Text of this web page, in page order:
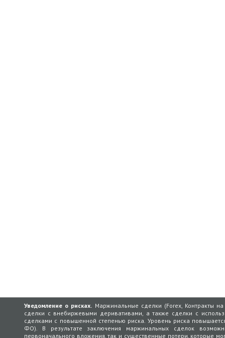
Уведомление о рисках. Маржинальные сделки (Forex, Контракты
сделки с внебиржевыми деривативами, а также сделки с
сделками с повышенной степенью риска. Уровень риска
ФО). В результате заключения маржинальных сделок
первоначального вложения, так и существенные потери, которые